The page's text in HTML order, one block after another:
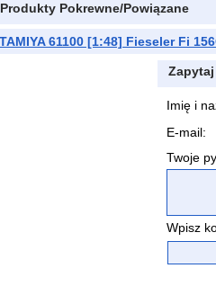
Produkty Pokrewne/Powiązane
TAMIYA 61100 [1:48] Fieseler Fi
Zapytaj
Imię i
E-mail:
Twoje
Wpisz